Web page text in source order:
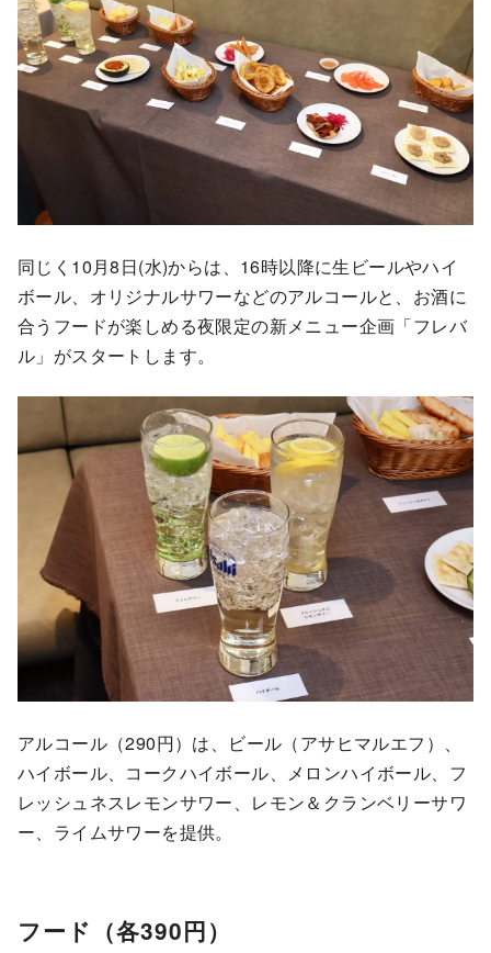
同じく10月8日(水)からは、16時以降に生ビールやハイ
ボール、オリジナルサワーなどのアルコールと、お酒に
合うフードが楽しめる夜限定の新メニュー企画「フレバ
ル」がスタートします。
アルコール（290円）は、ビール（アサヒマルエフ）、
ハイボール、コークハイボール、メロンハイボール、フ
レッシュネスレモンサワー、レモン＆クランベリーサワ
ー、ライムサワーを提供。
フード（各390円）